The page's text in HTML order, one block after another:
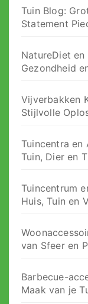
Tuin Blog:
Statement
NatureDiet
Gezondheid
Vijverbakken
Stijlvolle
Tuincentra en
Tuin, Dier en
Tuincentrum
Huis, Tuin en
van Sfeer en
Barbecue-
Maak van je